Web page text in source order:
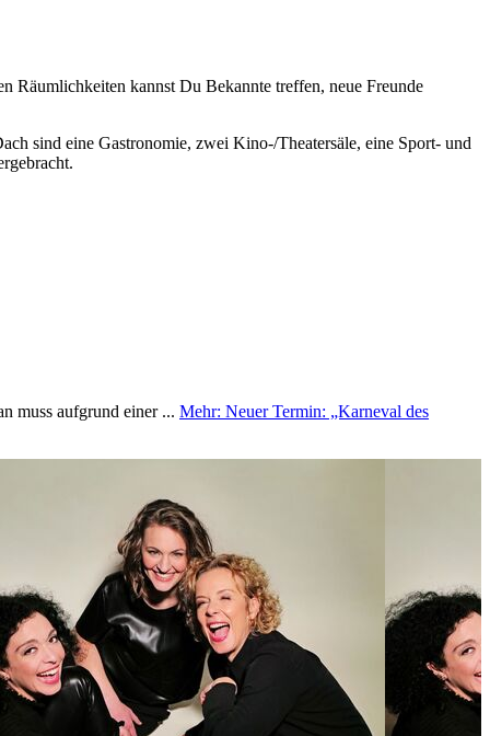
Räumlichkeiten kannst Du Bekannte treffen, neue Freunde
sind eine Gastronomie, zwei Kino-/Theatersäle, eine Sport- und
muss aufgrund einer ... Mehr: Neuer Termin: „Karneval des